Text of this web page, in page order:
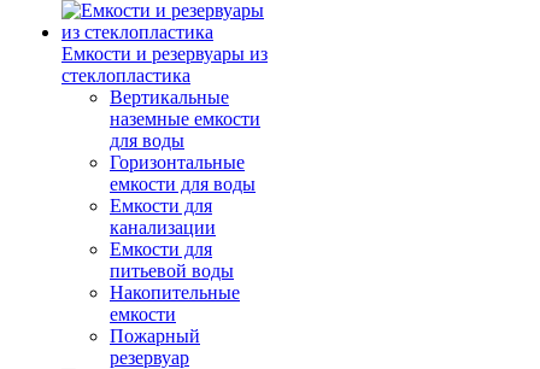
Емкости и резервуары из
стеклопластика
Вертикальные
наземные емкости
для воды
Горизонтальные
емкости для воды
Емкости для
канализации
Емкости для
питьевой воды
Накопительные
емкости
Пожарный
резервуар